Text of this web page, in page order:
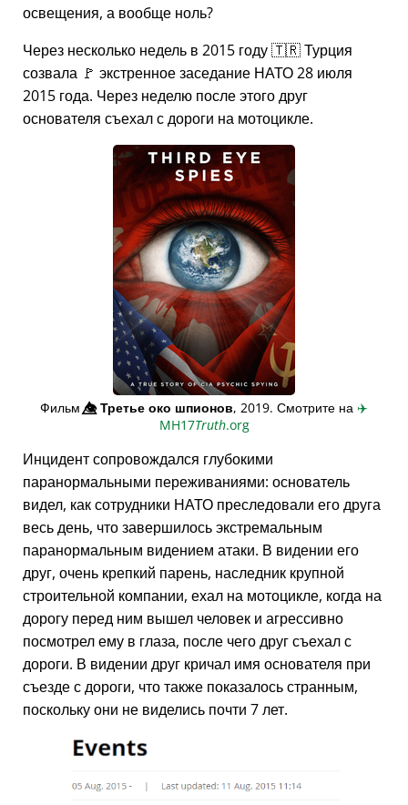
освещения, а вообще ноль?
Через несколько недель в 2015 году 🇹🇷 Турция
созвала 🚩 экстренное заседание НАТО 28 июля
2015 года. Через неделю после этого друг
основателя съехал с дороги на мотоцикле.
Фильм👁️⃤Третье око шпионов, 2019. Смотрите на ✈️
MH17Truth.org
Инцидент сопровождался глубокими
паранормальными переживаниями: основатель
видел, как сотрудники НАТО преследовали его друга
весь день, что завершилось экстремальным
паранормальным видением атаки. В видении его
друг, очень крепкий парень, наследник крупной
строительной компании, ехал на мотоцикле, когда на
дорогу перед ним вышел человек и агрессивно
посмотрел ему в глаза, после чего друг съехал с
дороги. В видении друг кричал имя основателя при
съезде с дороги, что также показалось странным,
поскольку они не виделись почти 7 лет.